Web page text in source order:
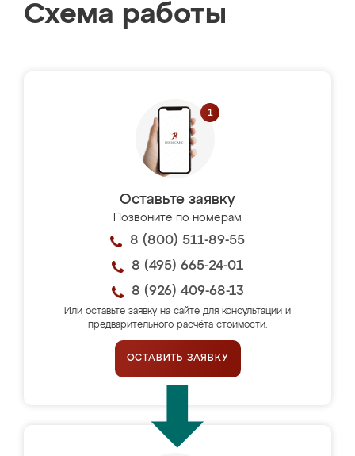
Схема работы
Оставьте заявку
Позвоните по номерам
8 (800) 511-89-55
8 (495) 665-24-01
8 (926) 409-68-13
Или оставьте заявку на сайте для консультации и
предварительного расчёта стоимости.
ОСТАВИТЬ ЗАЯВКУ